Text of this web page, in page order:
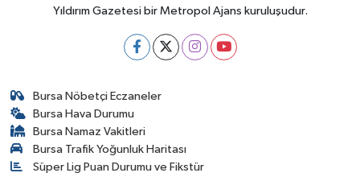
Yıldırım Gazetesi bir Metropol Ajans kuruluşudur.
Bursa Nöbetçi Eczaneler
Bursa Hava Durumu
Bursa Namaz Vakitleri
Bursa Trafik Yoğunluk Haritası
Süper Lig Puan Durumu ve Fikstür